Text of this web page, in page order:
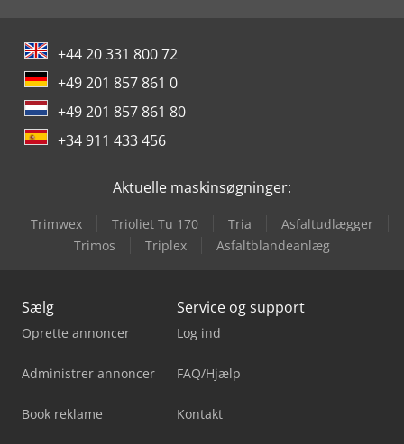
+44 20 331 800 72
+49 201 857 861 0
+49 201 857 861 80
+34 911 433 456
Aktuelle maskinsøgninger:
Trimwex Trioliet Tu 170 Tria
Asfaltudlægger
Trimos
Triplex Asfaltblandeanlæg
Sælg
Oprette annoncer
Administrer annoncer
Book reklame
Service og support
Log ind
FAQ/Hjælp
Kontakt